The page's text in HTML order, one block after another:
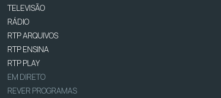
TELEVISÃO
RÁDIO
RTP ARQUIVOS
RTP ENSINA
RTP PLAY
EM DIRETO
REVER PROGRAMAS